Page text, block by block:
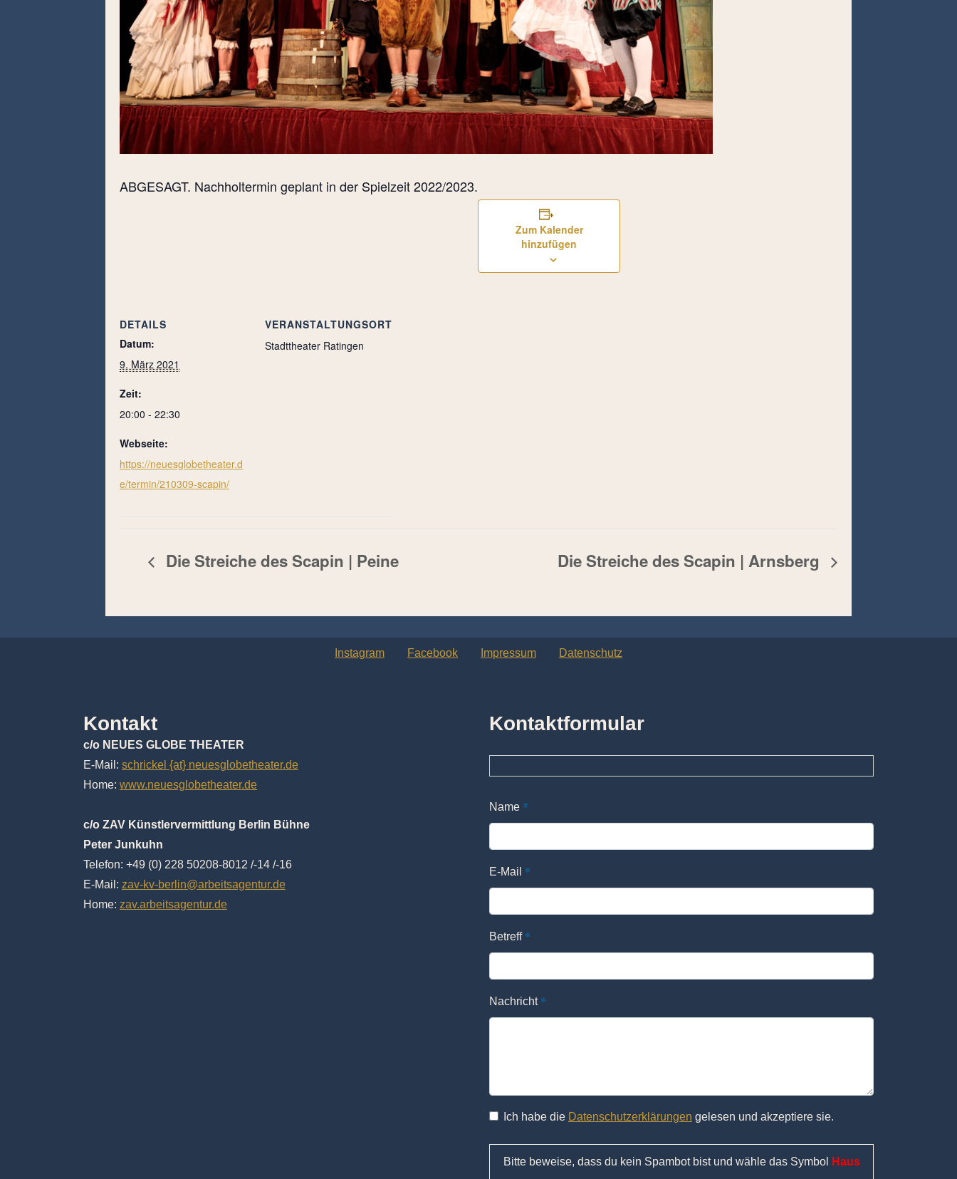
ABGESAGT. Nachholtermin geplant in der Spielzeit 2022/2023.
Zum Kalender
hinzufügen
DETAILS
Datum:
9. März 2021
Zeit:
20:00 - 22:30
Webseite:
https://neuesglobetheater.d
e/termin/210309-scapin/
VERANSTALTUNGSORT
Stadttheater Ratingen
Die Streiche des Scapin | Peine Die Streiche des Scapin | Arnsberg
Instagram Facebook Impressum Datenschutz
Kontakt
c/o NEUES GLOBE THEATER
E-Mail: schrickel {at} neuesglobetheater.de
Home: www.neuesglobetheater.de
c/o ZAV Künstlervermittlung Berlin Bühne
Peter Junkuhn
Telefon: +49 (0) 228 50208-8012 /-14 /-16
E-Mail: zav-kv-berlin@arbeitsagentur.de
Home: zav.arbeitsagentur.de
Kontaktformular
Name *
E-Mail *
Betreff *
Nachricht *
Ich habe die Datenschutzerklärungen gelesen und akzeptiere sie.
Bitte beweise, dass du kein Spambot bist und wähle das Symbol
Haus